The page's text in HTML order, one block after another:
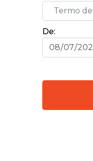
De: